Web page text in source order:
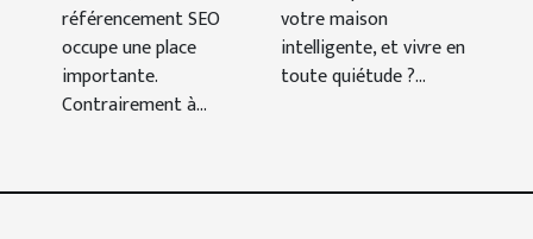
référencement SEO
occupe une place
importante.
Contrairement à...
votre maison
intelligente, et vivre en
toute quiétude ?...